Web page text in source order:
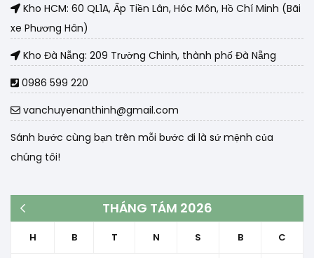
Kho HCM: 60 QL1A, Ấp Tiền Lân, Hóc Môn, Hồ Chí Minh (Bãi
xe Phương Hân)
Kho Đà Nẵng: 209 Trường Chinh, thành phố Đà Nẵng
0986 599 220
vanchuyenanthinh@gmail.com
Sánh bước cùng bạn trên mỗi bước đi là sứ mệnh của
chúng tôi!
THÁNG TÁM 2026
H B T N S B C